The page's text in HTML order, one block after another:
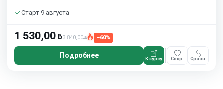
Старт 9 августа
1 530,00 ƃ3 840,00ƃ −60%
Подробнее К курсу Сохр. Сравн.